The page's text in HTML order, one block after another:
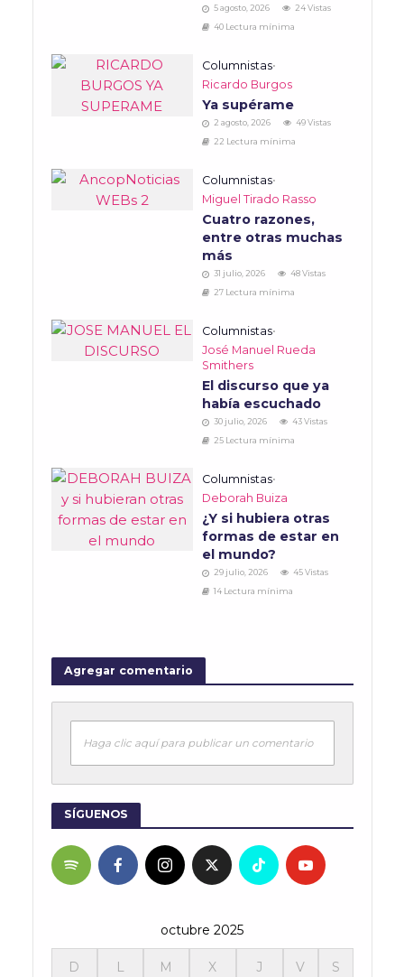
5 agosto, 2026
24 Vistas
40 Lectura mínima
Columnistas•
Ricardo Burgos
Ya supérame
2 agosto, 2026
49 Vistas
22 Lectura mínima
Columnistas•
Miguel Tirado Rasso
Cuatro razones,
entre otras muchas
más
31 julio, 2026
48 Vistas
27 Lectura mínima
Columnistas•
José Manuel Rueda
Smithers
El discurso que ya
había escuchado
30 julio, 2026
43 Vistas
25 Lectura mínima
Columnistas•
Deborah Buiza
¿Y si hubiera otras
formas de estar en
el mundo?
29 julio, 2026
45 Vistas
14 Lectura mínima
Agregar comentario
Haga clic aquí para publicar un comentario
SÍGUENOS
octubre 2025
D L M X J V S